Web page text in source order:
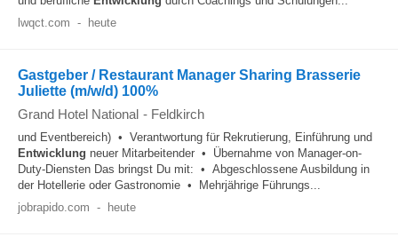
lwqct.com - heute
Gastgeber / Restaurant Manager Sharing Brasserie
Juliette (m/w/d) 100%
Grand Hotel National - Feldkirch
und Eventbereich) • Verantwortung für Rekrutierung, Einführung und
Entwicklung neuer Mitarbeitender • Übernahme von Manager-on-
Duty-Diensten Das bringst Du mit: • Abgeschlossene Ausbildung in
der Hotellerie oder Gastronomie • Mehrjährige Führungs...
jobrapido.com - heute